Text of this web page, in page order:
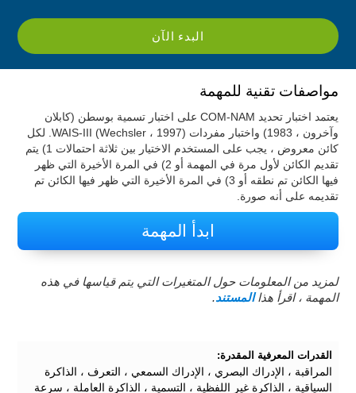
البدء الآن
مواصفات تقنية للمهمة
يعتمد اختبار تحديد COM-NAM على اختبار تسمية بوسطن (كابلان
وآخرون ، 1983) واختبار مفردات WAIS-III (Wechsler ، 1997). لكل
كائن معروض ، يجب على المستخدم الاختيار بين ثلاثة احتمالات 1) يتم
تقديم الكائن لأول مرة في المهمة أو 2) في المرة الأخيرة التي ظهر
فيها الكائن تم نطقه أو 3) في المرة الأخيرة التي ظهر فيها الكائن تم
تقديمه على أنه صورة.
ابدأ المهمة
لمزيد من المعلومات حول المتغيرات التي يتم قياسها في هذه
المهمة ، اقرأ هذاالمستند.
القدرات المعرفية المقدرة:
المراقبة ، الإدراك البصري ، الإدراك السمعي ، التعرف ، الذاكرة
السياقية ، الذاكرة غير اللفظية ، التسمية ، الذاكرة العاملة ، سرعة